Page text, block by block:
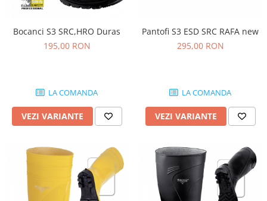
Bocanci S3 SRC,HRO Duras
195,00 RON
LA COMANDA
VEZI VARIANTE
Pantofi S3 ESD SRC RAFA new
295,00 RON
LA COMANDA
VEZI VARIANTE